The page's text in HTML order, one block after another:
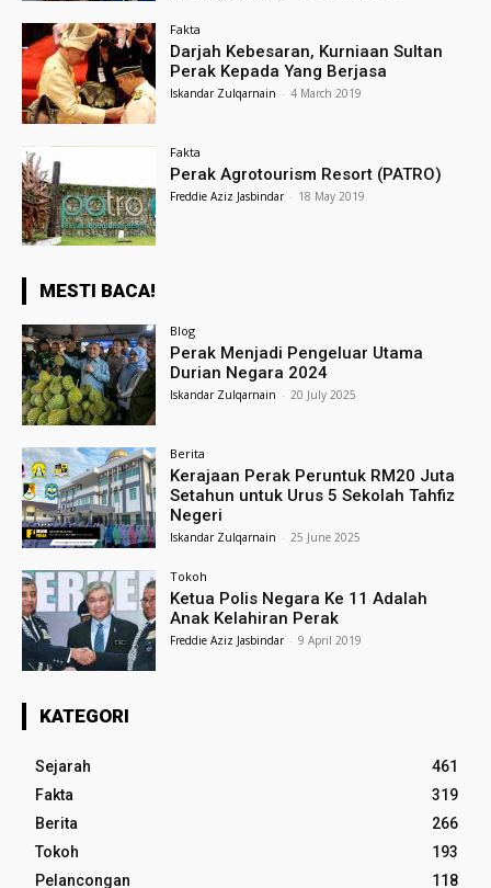
Fakta
Darjah Kebesaran, Kurniaan Sultan
Perak Kepada Yang Berjasa
Iskandar Zulqarnain - 4 March 2019
Fakta
Perak Agrotourism Resort (PATRO)
Freddie Aziz Jasbindar - 18 May 2019
MESTI BACA!
Blog
Perak Menjadi Pengeluar Utama
Durian Negara 2024
Iskandar Zulqarnain - 20 July 2025
Berita
Kerajaan Perak Peruntuk RM20 Juta
Setahun untuk Urus 5 Sekolah Tahfiz
Negeri
Iskandar Zulqarnain - 25 June 2025
Tokoh
Ketua Polis Negara Ke 11 Adalah
Anak Kelahiran Perak
Freddie Aziz Jasbindar - 9 April 2019
KATEGORI
Sejarah
461
Fakta
319
Berita
266
Tokoh
193
Pelancongan
118